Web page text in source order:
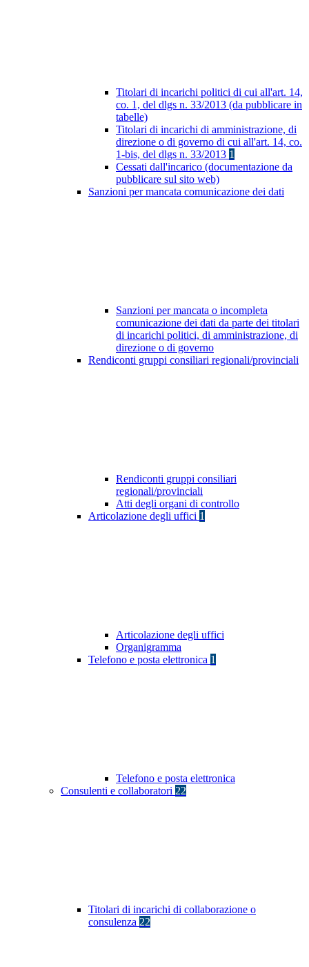
Titolari di incarichi politici di cui all'art. 14,
co. 1, del dlgs n. 33/2013 (da pubblicare in
tabelle)
Titolari di incarichi di amministrazione, di
direzione o di governo di cui all'art. 14, co.
1-bis, del dlgs n. 33/2013 1
Cessati dall'incarico (documentazione da
pubblicare sul sito web)
Sanzioni per mancata comunicazione dei dati
Sanzioni per mancata o incompleta
comunicazione dei dati da parte dei titolari
di incarichi politici, di amministrazione, di
direzione o di governo
Rendiconti gruppi consiliari regionali/provinciali
Rendiconti gruppi consiliari
regionali/provinciali
Atti degli organi di controllo
Articolazione degli uffici 1
Articolazione degli uffici
Organigramma
Telefono e posta elettronica 1
Telefono e posta elettronica
Consulenti e collaboratori 22
Titolari di incarichi di collaborazione o
consulenza 22